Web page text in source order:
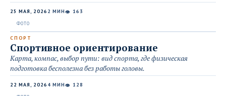
25 МАЯ, 2026 2 МИН👁 163
СПОРТ
Спортивное ориентирование
Карта, компас, выбор пути: вид спорта, где физическая
подготовка бесполезна без работы головы.
22 МАЯ, 2026 4 МИН👁 128